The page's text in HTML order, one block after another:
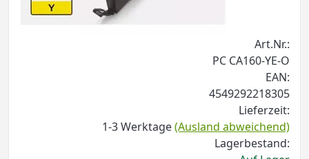
Art.Nr.:
PC CA160-YE-O
EAN:
4549292218305
Lieferzeit:
1-3 Werktage(Ausland abweichend)
Lagerbestand: